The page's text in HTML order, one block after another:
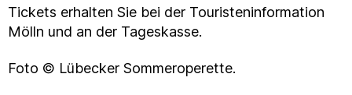
Tickets erhalten Sie bei der Touristeninformation
Mölln und an der Tageskasse.
Foto © Lübecker Sommeroperette.